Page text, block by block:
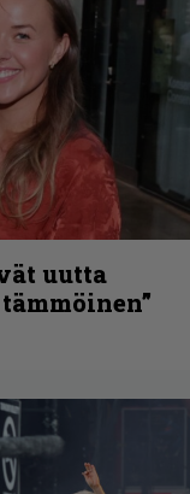
uutta